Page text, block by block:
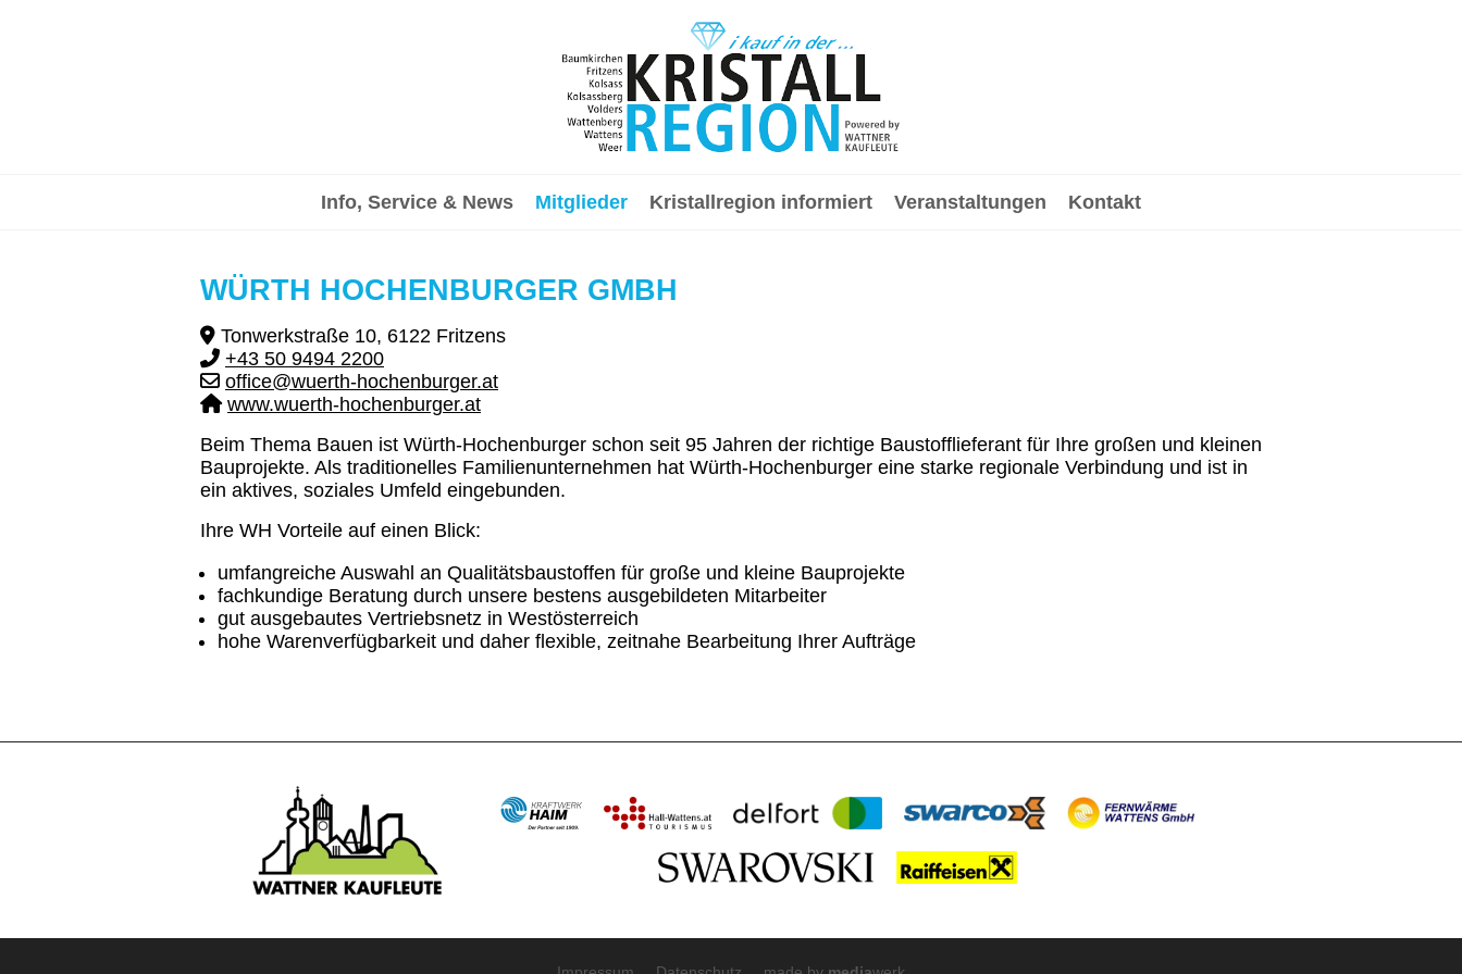
Info, Service & News Mitglieder Kristallregion informiert Veranstaltungen Kontakt
WÜRTH HOCHENBURGER GMBH
Tonwerkstraße 10, 6122 Fritzens
+43 50 9494 2200
office@wuerth-hochenburger.at
www.wuerth-hochenburger.at
Beim Thema Bauen ist Würth-Hochenburger schon seit 95 Jahren der richtige Baustofflieferant für Ihre großen und kleinen
Bauprojekte. Als traditionelles Familienunternehmen hat Würth-Hochenburger eine starke regionale Verbindung und ist in
ein aktives, soziales Umfeld eingebunden.
Ihre WH Vorteile auf einen Blick:
umfangreiche Auswahl an Qualitätsbaustoffen für große und kleine Bauprojekte
fachkundige Beratung durch unsere bestens ausgebildeten Mitarbeiter
gut ausgebautes Vertriebsnetz in Westösterreich
hohe Warenverfügbarkeit und daher flexible, zeitnahe Bearbeitung Ihrer Aufträge